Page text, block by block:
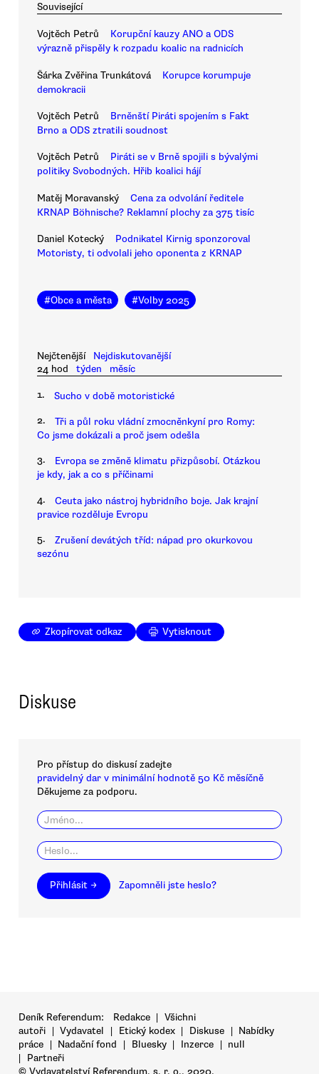
Související
Vojtěch Petrů
Korupční kauzy ANO a ODS
výrazně přispěly k rozpadu koalic na radnicích
Šárka Zvěřina Trunkátová
Korupce korumpuje
demokracii
Vojtěch Petrů
Brněnští Piráti spojením s Fakt
Brno a ODS ztratili soudnost
Vojtěch Petrů
Piráti se v Brně spojili s bývalými
politiky Svobodných. Hřib koalici hájí
Matěj Moravanský
Cena za odvolání ředitele
KRNAP Böhnische? Reklamní plochy za 375 tisíc
Daniel Kotecký
Podnikatel Kirnig sponzoroval
Motoristy, ti odvolali jeho oponenta z KRNAP
#Obce a města #Volby 2025
Nejčtenější
Nejdiskutovanější
24 hod
týden měsíc
1. Sucho v době motoristické
2.
Tři a půl roku vládní zmocněnkyní pro Romy:
Co jsme dokázali a proč jsem odešla
3.
Evropa se změně klimatu přizpůsobí. Otázkou
je kdy, jak a co s příčinami
4.
Ceuta jako nástroj hybridního boje. Jak krajní
pravice rozděluje Evropu
5.
Zrušení devátých tříd: nápad pro okurkovou
sezónu
Zkopírovat odkaz Vytisknout
Diskuse
Pro přístup do diskusí zadejte
pravidelný dar v minimální hodnotě 50 Kč měsíčně
Děkujeme za podporu.
Přihlásit → Zapomněli jste heslo?
Deník Referendum: Redakce | Všichni
autoři | Vydavatel | Etický kodex | Diskuse | Nabídky
práce | Nadační fond | Bluesky | Inzerce | null
|
Partneři
© Vydavatelství Referendum, s. r. o., 2020.